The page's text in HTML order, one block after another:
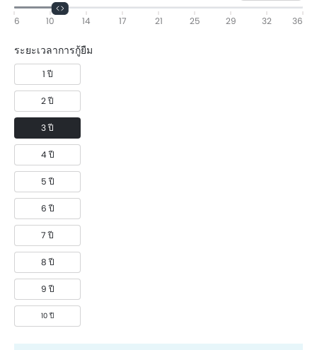
6 10 14 17 21 25 29 32 36
ระยะเวลาการกู้ยืม
1 ปี
2 ปี
3 ปี
4 ปี
5 ปี
6 ปี
7 ปี
8 ปี
9 ปี
10 ปี